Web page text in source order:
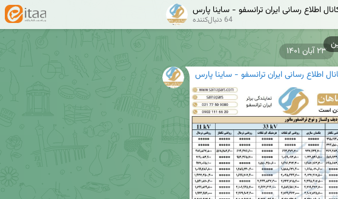
اطلاع رسانی ایران ترانسفو - ساینا پارس
64 دنبال‌کننده
اطلاع رسانی ایران ترانسفو - ساینا پارس
۲۳ آبان ۱۴۰۱